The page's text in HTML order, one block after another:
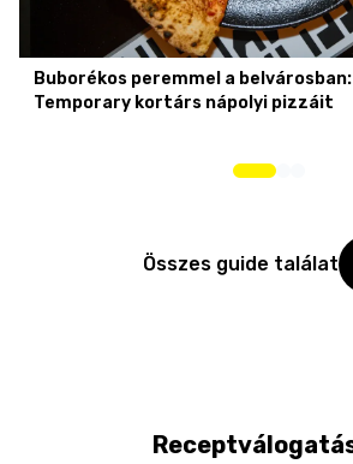
Buborékos peremmel a
Temporary kortárs nápolyi pizzáit
Összes guide találat